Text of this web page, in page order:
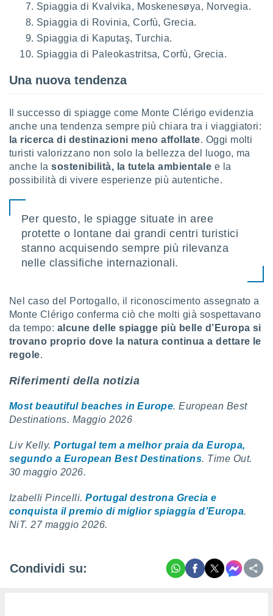
Spiaggia di Kvalvika, Moskenesøya, Norvegia.
Spiaggia di Rovinia, Corfù, Grecia.
Spiaggia di Kaputaş, Turchia.
Spiaggia di Paleokastritsa, Corfù, Grecia.
Una nuova tendenza
Il successo di spiagge come Monte Clérigo evidenzia
anche una tendenza sempre più chiara tra i viaggiatori:
la ricerca di destinazioni meno affollate. Oggi molti
turisti valorizzano non solo la bellezza del luogo, ma
anche lasostenibilità, la tutela ambientale e la
possibilità di vivere esperienze più autentiche.
Per questo, le spiagge situate in aree
protette o lontane dai grandi centri turistici
stanno acquisendo sempre più rilevanza
nelle classifiche internazionali.
Nel caso del Portogallo, il riconoscimento assegnato a
Monte Clérigo conferma ciò che molti già sospettavano
da tempo: alcune delle spiagge più belle d’Europa si
trovano proprio dove la natura continua a dettare le
regole.
Riferimenti della notizia
Most beautiful beaches in Europe. European Best
Destinations. Maggio 2026
Liv Kelly.Portugal tem a melhor praia da Europa,
segundo a European Best Destinations. Time Out.
30 maggio 2026.
Izabelli Pincelli.Portugal destrona Grecia e
conquista il premio di miglior spiaggia d’Europa.
NiT. 27 maggio 2026.
Condividi su: